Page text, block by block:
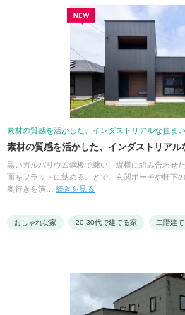
素材の質感を活かした、インダストリアルな住まい
素材の質感を活かした、インダストリアル
黒いガルバリウム鋼板で纏い、縦横に組み合わせ
面をフラットに納めることで、玄関ポーチや軒下
奥行きを演… 続きを見る
おしゃれな家 20-30代で建てる家 二階建て